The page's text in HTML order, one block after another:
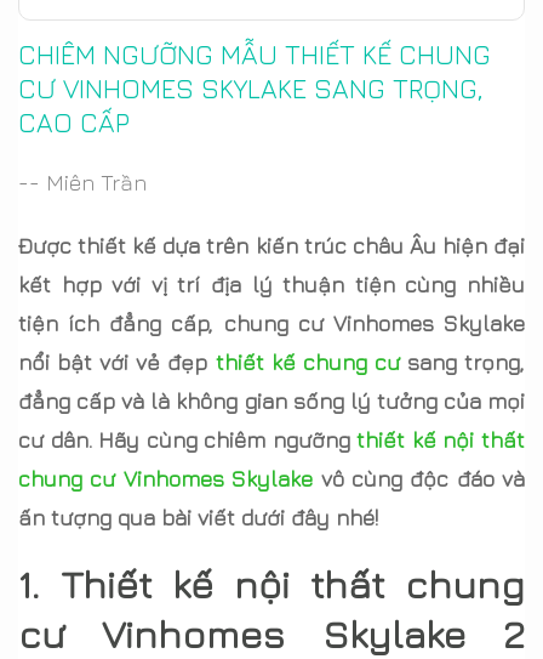
CHIÊM NGƯỠNG MẪU THIẾT KẾ CHUNG
CƯ VINHOMES SKYLAKE SANG TRỌNG,
CAO CẤP
-- Miên Trần
Được thiết kế dựa trên kiến trúc châu Âu hiện đại
kết hợp với vị trí địa lý thuận tiện cùng nhiều
tiện ích đẳng cấp, chung cư Vinhomes Skylake
nổi bật với vẻ đẹp thiết kế chung cưsang trọng,
đẳng cấp và là không gian sống lý tưởng của mọi
cư dân. Hãy cùng chiêm ngưỡngthiết kế nội thất
chung cư Vinhomes Skylake vô cùng độc đáo và
ấn tượng qua bài viết dưới đây nhé!
1. Thiết kế nội thất chung
cư Vinhomes Skylake 2